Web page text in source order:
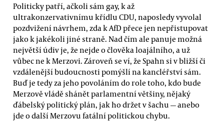
Politicky patří, ačkoli sám gay, k až
ultrakonzervativnímu křídlu CDU, naposledy vyvolal
pozdvižení návrhem, zda k AfD přece jen nepřistupovat
jako k jakékoli jiné straně. Nad čím ale panuje možná
největší údiv je, že nejde o člověka loajálního, a už
vůbec ne k Merzovi. Zároveň se ví, že Spahn si v bližší či
vzdálenější budoucnosti pomýšlí na kancléřství sám.
Buď je tedy za jeho povoláním do role toho, kdo bude
Merzově vládě shánět parlamentní většiny, nějaký
ďábelský politický plán, jak ho držet v šachu — anebo
jde o další Merzovu fatální politickou chybu.